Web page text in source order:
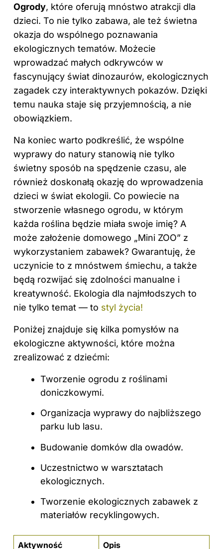
Ogrody, które oferują mnóstwo atrakcji dla
dzieci. To nie tylko zabawa, ale też świetna
okazja do wspólnego poznawania
ekologicznych tematów. Możecie
wprowadzać małych odkrywców w
fascynujący świat dinozaurów, ekologicznych
zagadek czy interaktywnych pokazów. Dzięki
temu nauka staje się przyjemnością, a nie
obowiązkiem.
Na koniec warto podkreślić, że wspólne
wyprawy do natury stanowią nie tylko
świetny sposób na spędzenie czasu, ale
również doskonałą okazję do wprowadzenia
dzieci w świat ekologii. Co powiecie na
stworzenie własnego ogrodu, w którym
każda roślina będzie miała swoje imię? A
może założenie domowego „Mini ZOO” z
wykorzystaniem zabawek? Gwarantuję, że
uczynicie to z mnóstwem śmiechu, a także
będą rozwijać się zdolności manualne i
kreatywność. Ekologia dla najmłodszych to
nie tylko temat — to styl życia!
Poniżej znajduje się kilka pomysłów na
ekologiczne aktywności, które można
zrealizować z dziećmi:
Tworzenie ogrodu z roślinami
doniczkowymi.
Organizacja wyprawy do najbliższego
parku lub lasu.
Budowanie domków dla owadów.
Uczestnictwo w warsztatach
ekologicznych.
Tworzenie ekologicznych zabawek z
materiałów recyklingowych.
Aktywność Opis